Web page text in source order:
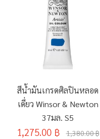
สีน้ำมันเกรดศิลปินหลอด
เดี่ยว Winsor & Newton
37มล. S5
1,275.00 ฿ 1,380.00 ฿